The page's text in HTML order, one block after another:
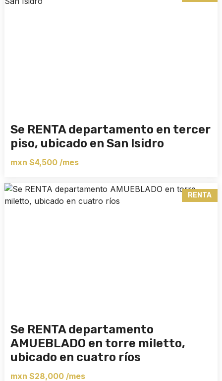
Se RENTA departamento en tercer
piso, ubicado en San Isidro
mxn $4,500 /mes
RENTA
Se RENTA departamento
AMUEBLADO en torre miletto,
ubicado en cuatro ríos
mxn $28,000 /mes